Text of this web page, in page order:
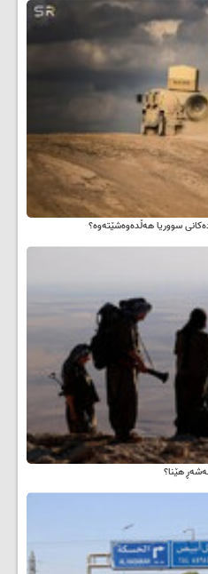
سووریا هەڵدەوەشێتەوە؟
هێنا؟